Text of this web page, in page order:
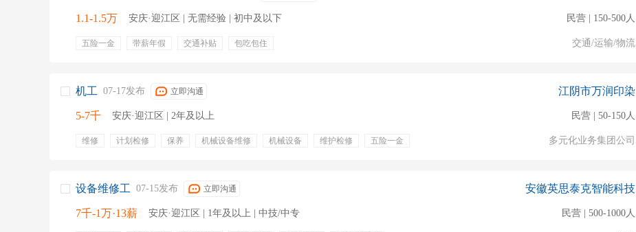
1.1-1.5万 安庆·迎江区 | 无需经验 | 初中及以下
五险一金 带薪年假 交通补贴 包吃包住
民营 | 150-500人
交通/运输/物流
机工 07-17发布 立即沟通
5-7千 安庆·迎江区 | 2年及以上
维修 计划检修 保养 机械设备维修 机械设备 维护检修
五险一金
江阴市万润印染
民营 | 50-150人
多元化业务集团公司
设备维修工 07-15发布 立即沟通
7千-1万·13薪 安庆·迎江区 | 1年及以上 | 中技/中专
安徽英思泰克智能科技
民营 | 500-1000人